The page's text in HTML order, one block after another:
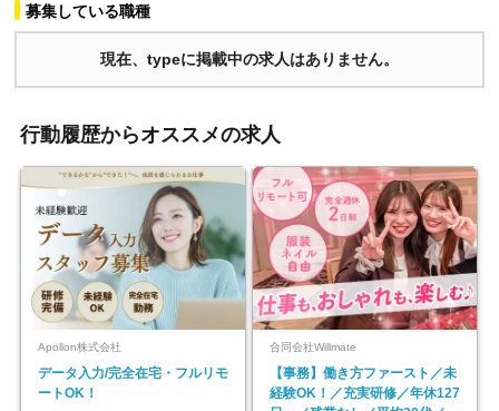
募集している職種
現在、typeに掲載中の求人はありません。
行動履歴からオススメの求人
Apollon株式会社
データ入力/完全在宅・フルリモ
ートOK！
合同会社Willmate
【事務】働き方ファースト／未
経験OK！／充実研修／年休127